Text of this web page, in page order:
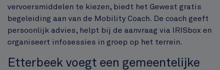
vervoersmiddelen te kiezen, biedt het Gewest gratis
begeleiding aan van de Mobility Coach. De coach geeft
persoonlijk advies, helpt bij de aanvraag via IRISbox en
organiseert infosessies in groep op het terrein.
Etterbeek voegt een gemeentelijke